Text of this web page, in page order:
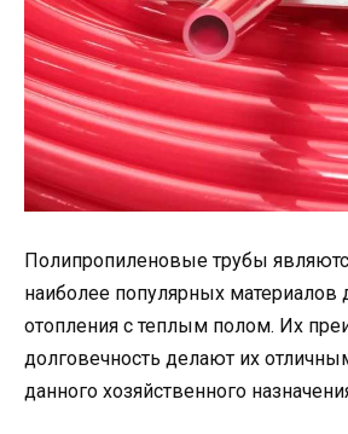
Полипропиленовые трубы
наиболее популярных материалов
отопления с теплым полом. Их
долговечность делают их
данного хозяйственного